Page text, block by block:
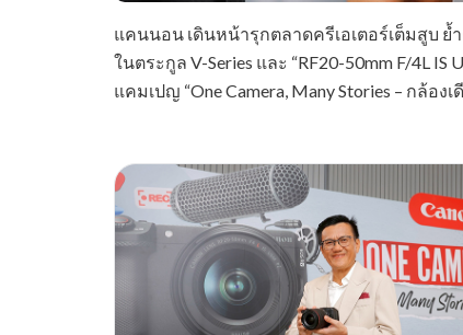
แคนนอน เดินหน้ารุกตลาดครีเอเตอร์เต็มสูบ ย้
ในตระกูล V-Series และ “RF20-50mm F/4L
แคมเปญ “One Camera, Many Stories – กล้อ